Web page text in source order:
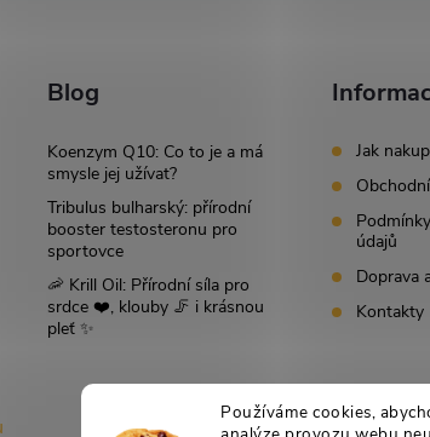
Používáme cookies,
Blog
Koenzym Q10: Co to je a má
smysle jej užívat?
Tribulus bulharský: přírodní
booster testosteronu pro
sportovce
🦐 Krill Oil: Přírodní síla pro
srdce ❤️, klouby 🦵 i krásnou
pleť ✨
Jak
údajů
Doprava
Kontakty